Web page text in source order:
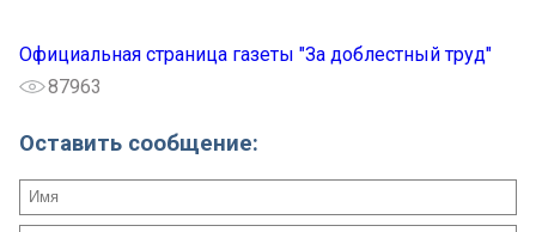
Официальная страница газеты "За доблестный труд"
87963
Оставить сообщение: